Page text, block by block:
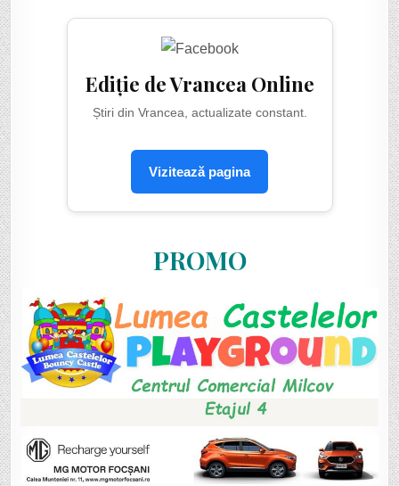
Ediție de Vrancea Online
Știri din Vrancea, actualizate constant.
Vizitează pagina
PROMO